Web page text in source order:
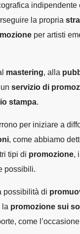
la propria
per artisti
mastering, alla
servizio di
stampa.
per iniziare a
, come abbiamo
tipi di promozione,
possibili.
possibilità di
la promozione sui
come